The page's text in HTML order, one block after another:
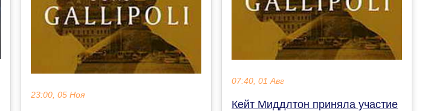
23:00, 05 Ноя
07:40, 01 Авг
Кейт Миддлтон приняла участие